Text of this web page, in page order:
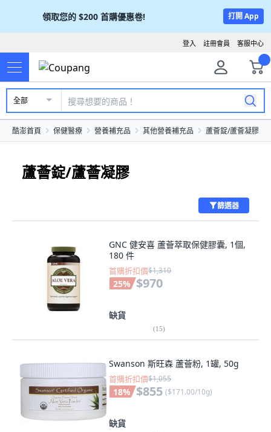
領取您的 $200 首購優惠卷! 打開 App
客服中心
註冊會員
登入
全部
酷澎首頁 保健醫療 營養補充品 其他營養補充品 蘆薈錠/蘆薈凝膠
蘆薈錠/蘆薈凝膠
篩選器
GNC 健安喜 蘆薈萃取保健膠囊, 1個,
180 件
首購折扣價$1,310
25% $970
缺貨
(15)
Swanson 斯旺森 蘆薈粉, 1罐, 50g
首購折扣價$1,055
18% $855 ($171.00/10g)
缺貨